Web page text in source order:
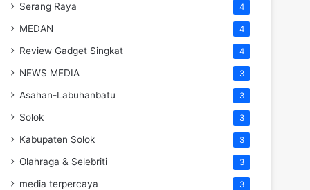
Serang Raya 4
MEDAN 4
Review Gadget Singkat 4
NEWS MEDIA 3
Asahan-Labuhanbatu 3
Solok 3
Kabupaten Solok 3
Olahraga & Selebriti 3
media terpercaya 3